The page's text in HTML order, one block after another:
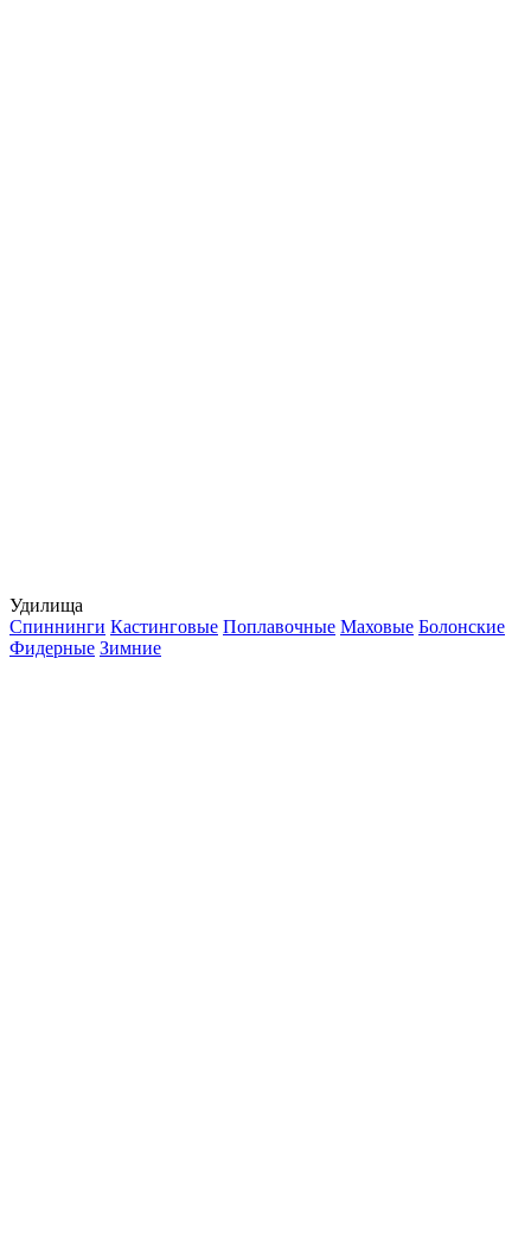
Удилища
Спиннинги Кастинговые Поплавочные Маховые Болонские
Фидерные Зимние